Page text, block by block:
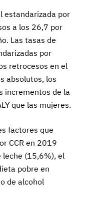
estandarizada por
a los 26,7 por
Las tasas de
por
retrocesos en el
absolutos, los
incrementos de la
que las mujeres.
factores que
CCR en 2019
leche (15,6%), el
pobre en
de alcohol